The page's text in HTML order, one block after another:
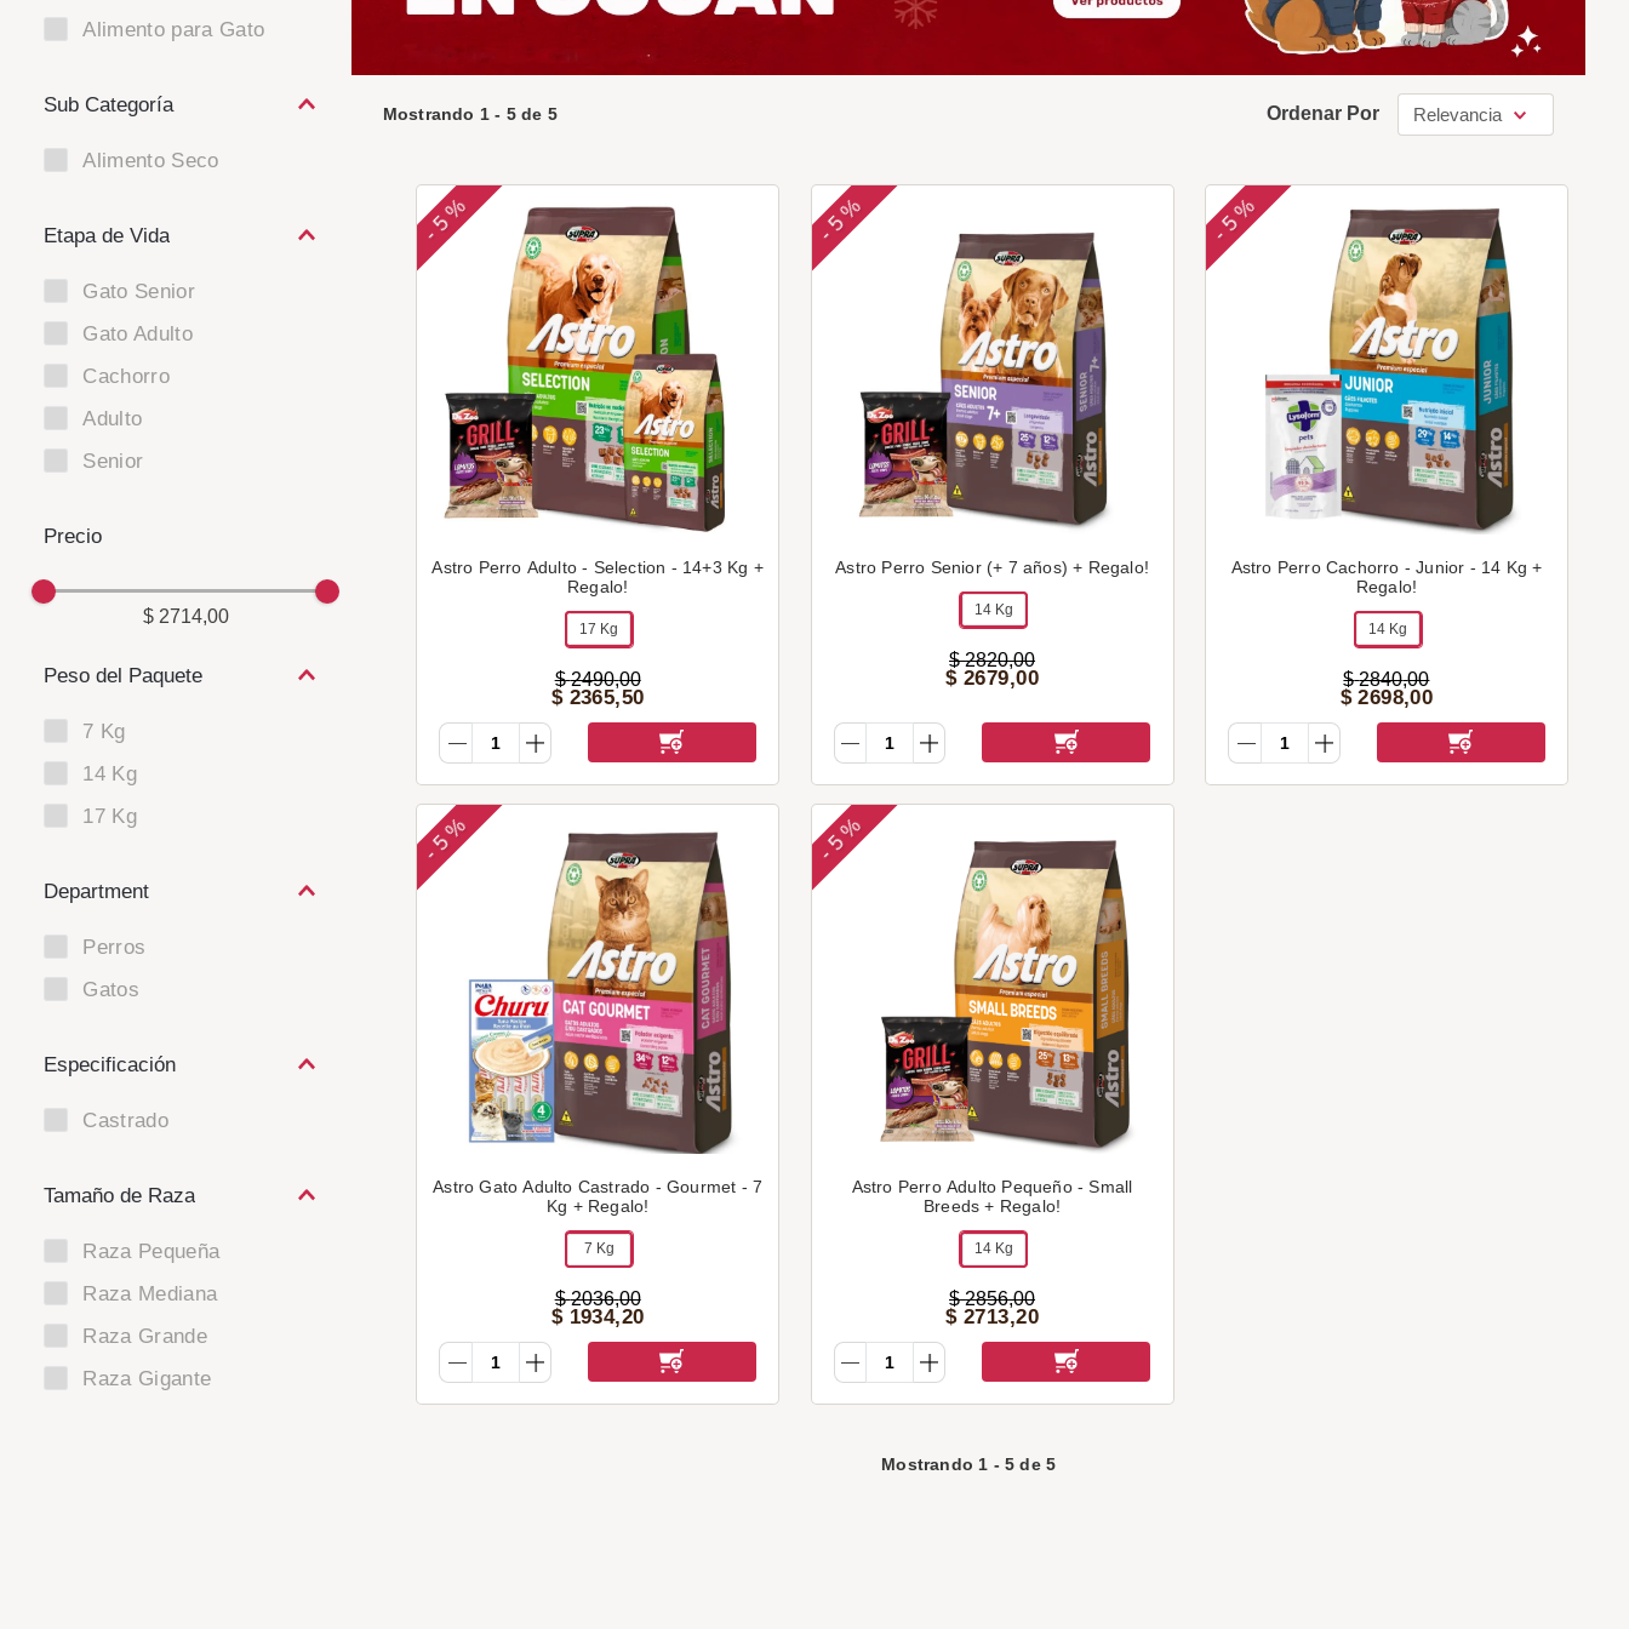
Department
Perros
Gatos
Alimento para Gato
Alimento Seco
Especificación
Castrado
Etapa de Vida
Gato Senior
Gato Adulto
Cachorro
Adulto
Senior
Peso del Paquete
7 Kg
14 Kg
17 Kg
Tamaño de Raza
Raza Pequeña
Raza Mediana
Raza Grande
Raza Gigante
$ 2714,00
Mostrando 1 - 5de 5 Ordenar Por Relevancia
-
5 %
Astro Perro Adulto - Selection - 14+3 Kg +
Regalo!
17 Kg
$ 2490,00
$ 2365,50
-
5 %
Astro Perro Senior (+ 7 años) + Regalo!
14 Kg
$ 2820,00
$ 2679,00
-
5 %
Astro Perro Cachorro - Junior - 14 Kg +
Regalo!
14 Kg
$ 2840,00
$ 2698,00
-
5 %
Astro Gato Adulto Castrado - Gourmet - 7
Kg + Regalo!
7 Kg
$ 2036,00
$ 1934,20
-
5 %
Astro Perro Adulto Pequeño - Small
Breeds + Regalo!
14 Kg
$ 2856,00
$ 2713,20
Mostrando1 - 5 de 5